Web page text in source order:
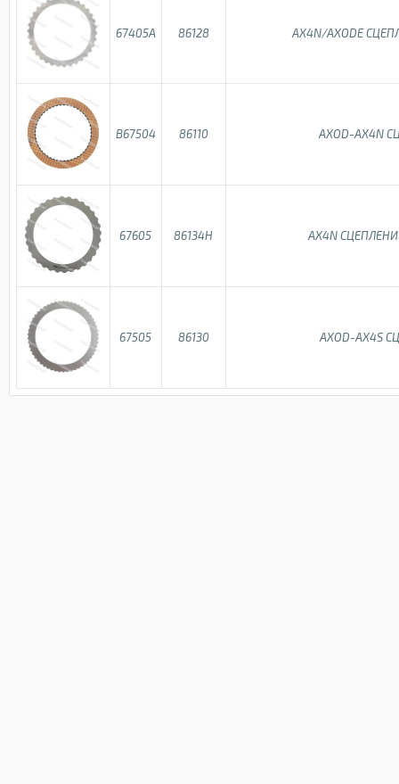
67405A 86128 AX4N/AXODE
B67504 86110 AXOD-AX4N
67605 86134H AX4N
67505 86130 AXOD-AX4S